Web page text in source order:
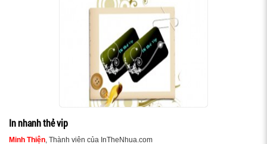
In nhanh thẻ vip
Minh Thiện, Thành viên của InTheNhua.com